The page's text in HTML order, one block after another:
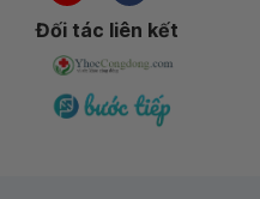
Đối tác liên kết